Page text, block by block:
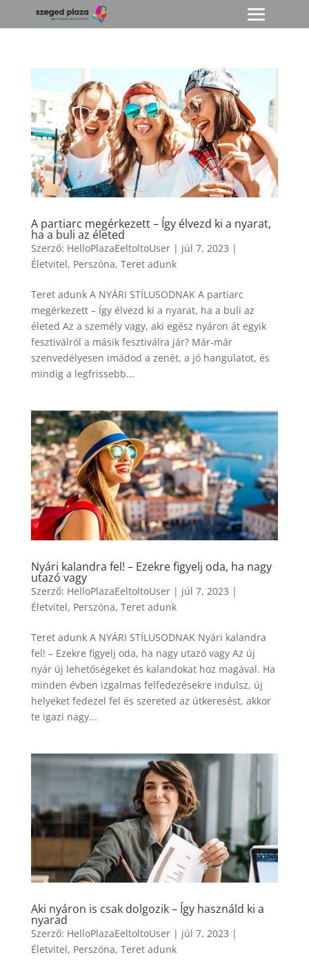
A partiarc megérkezett – Így élvezd ki a nyarat,
ha a buli az életed
Szerző: HelloPlazaEeltoltoUser| júl 7, 2023 |
Életvitel, Perszóna, Teret adunk
Teret adunk A NYÁRI STÍLUSODNAK A partiarc
megérkezett – Így élvezd ki a nyarat, ha a buli az
életed Az a személy vagy, aki egész nyáron át egyik
fesztiválról a másik fesztiválra jár? Már-már
szenvedélyesen imádod a zenét, a jó hangulatot, és
mindig a legfrissebb...
Nyári kalandra fel! – Ezekre figyelj oda, ha nagy
utazó vagy
Szerző: HelloPlazaEeltoltoUser| júl 7, 2023 |
Életvitel, Perszóna, Teret adunk
Teret adunk A NYÁRI STÍLUSODNAK Nyári kalandra
fel! – Ezekre figyelj oda, ha nagy utazó vagy Az új
nyár új lehetőségeket és kalandokat hoz magával. Ha
minden évben izgalmas felfedezésekre indulsz, új
helyeket fedezel fel és szereted az útkeresést, akkor
te igazi nagy...
Aki nyáron is csak dolgozik – Így használd ki a
nyarad
Szerző: HelloPlazaEeltoltoUser| júl 7, 2023 |
Életvitel, Perszóna, Teret adunk